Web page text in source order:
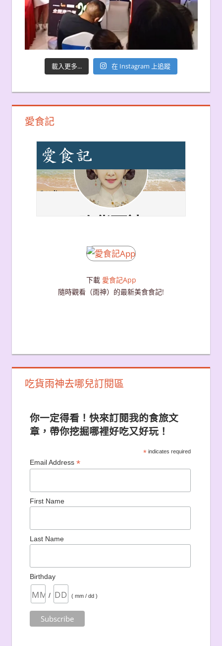
載入更多... 在 Instagram 上追蹤
愛食記
下載 愛食記App
隨時觀看（雨神）的最新美食食記!
吃貨雨神去哪兒訂閱區
你一定得看！快來訂閱我的食旅文
章，帶你挖掘哪裡好吃又好玩！
*indicates required
Email Address *
First Name
Last Name
Birthday
/ ( mm / dd )